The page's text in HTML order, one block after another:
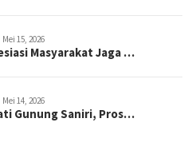
Mei 15, 2026
Masyarakat Jaga …
Mei 14, 2026
Gunung Saniri, Pros…